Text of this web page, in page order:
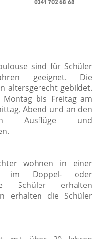
sind für Schüler
geeignet. Die
altersgerecht gebildet.
bis Freitag am
Abend und an den
Ausflüge und
wohnen in einer
im Doppel- oder
Schüler erhalten
erhalten die Schüler